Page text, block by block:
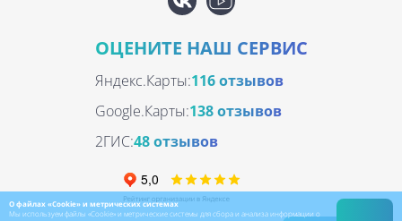
ОЦЕНИТЕ НАШ СЕРВИС
Яндекс.Карты:116 отзывов
Google.Карты:138 отзывов
2ГИС:48 отзывов
О файлах «Cookie» и метрических системах
Мы используем файлы «Cookie» и метрические системы для сбора и анализа информации о